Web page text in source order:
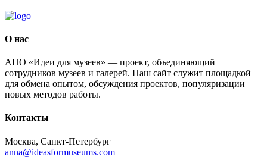
О нас
АНО «Идеи для музеев» — проект, объединяющий
сотрудников музеев и галерей. Наш сайт служит площадкой
для обмена опытом, обсуждения проектов, популяризации
новых методов работы.
Контакты
Москва, Санкт-Петербург
anna@ideasformuseums.com